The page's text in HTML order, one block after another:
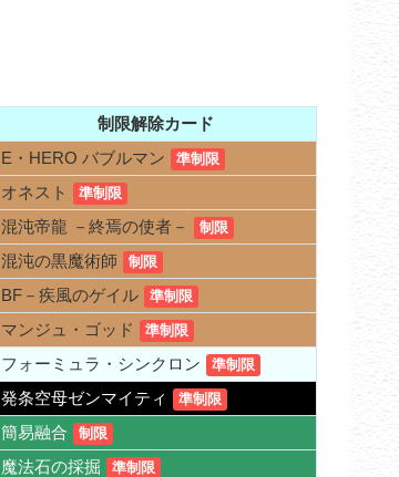
制限解除カード
E・HERO バブルマン
準制限
オネスト 準制限
混沌帝龍 －終焉の使者－ 制限
混沌の黒魔術師 制限
BF－疾風のゲイル 準制限
マンジュ・ゴッド 準制限
フォーミュラ・シンクロン 準制限
発条空母ゼンマイティ 準制限
簡易融合 制限
魔法石の採掘 準制限